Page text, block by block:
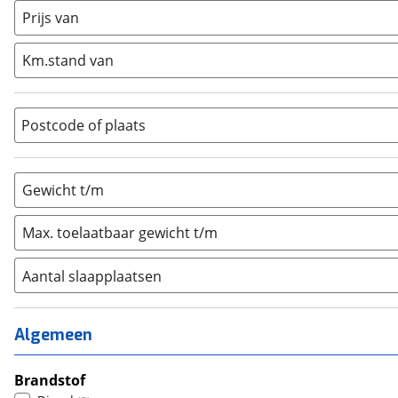
Half-integraal
Integraal (0)
Opzetunit (0
Vouwwagen (0)
Prijs van
Km.stand van
Postcode of plaats
Gewicht t/m
Max. toelaatbaar gewicht t/m
Aantal slaapplaatsen
1 (0)
2 (2)
3 (0)
4 (0)
Algemeen
Brandstof